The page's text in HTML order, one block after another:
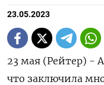
23.05.2023
23 мая (Рейтер) -
что заключила